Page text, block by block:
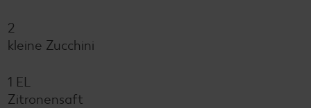
2
kleine Zucchini
1 EL
Zitronensaft